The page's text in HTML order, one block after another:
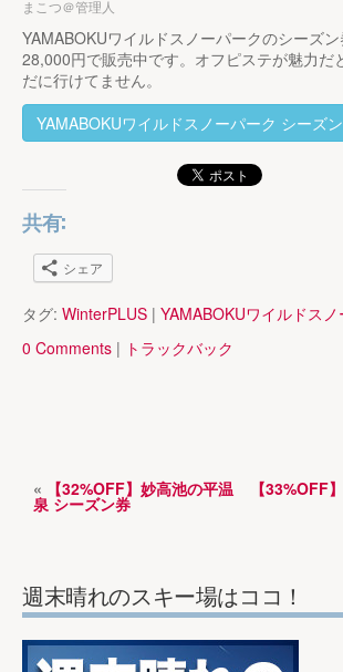
まこつ＠管理人
YAMABOKUワイルドスノーパークのシーズ
28,000円で販売中です。オフピステが魅力だ
だに行けてません。
YAMABOKUワイルドスノーパーク シーズ
共有:
シェア
タグ: WinterPLUS | YAMABOKUワイルドスノ
0 Comments | トラックバック
« 【32%OFF】妙高池の平温
泉 シーズン券
【33%OFF
週末晴れのスキー場はココ！